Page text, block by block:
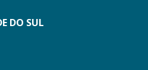
DO SUL